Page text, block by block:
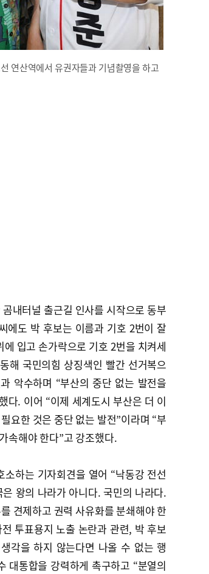
연산역에서 유권자들과 기념촬영을 하고
내터널 출근길 인사를 시작으로 동부
에도 박 후보는 이름과 기호 2번이 잘
입고 손가락으로 기호 2번을 치켜세
해 국민의힘 상징색인 빨간 선거복으
악수하며 “부산의 중단 없는 발전을
다. 이어 “이제 세계도시 부산은 더 이
요한 것은 중단 없는 발전”이라며 “부
속해야 한다”고 강조했다.
하는 기자회견을 열어 “낙동강 전선
왕의 나라가 아니다. 국민의 나라다.
견제하고 권력 사유화를 분쇄해야 한
투표용지 노출 논란과 관련, 박 후보
각을 하지 않는다면 나올 수 없는 행
대통합을 강력하게 촉구하고 “분열의